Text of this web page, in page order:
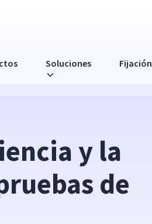
Soluciones Fijación
de software con IA
y la
de